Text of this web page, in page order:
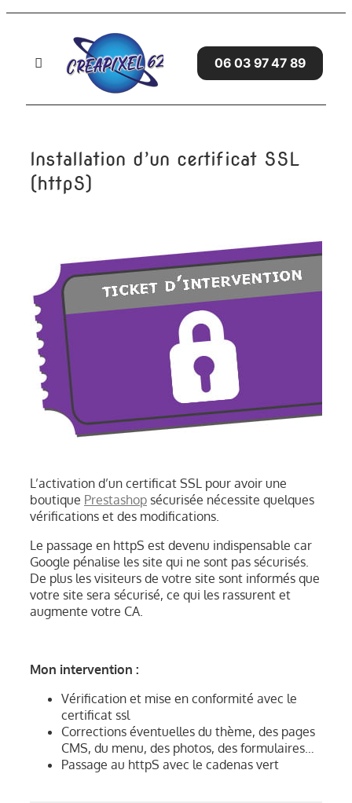
Passer
Toggle
Navigation
SITES WEB
GRAPHISME
AVIS CLIENTS
BLOG
CONTACT
06 03 97 47 89
Installation d’un certificat SSL
(httpS)
L’activation d’un certificat SSL pour avoir une
boutique Prestashop sécurisée nécessite quelques
vérifications et des modifications.
Le passage en httpS est devenu indispensable car
Google pénalise les site qui ne sont pas sécurisés.
De plus les visiteurs de votre site sont informés que
votre site sera sécurisé, ce qui les rassurent et
augmente votre CA.
Mon intervention :
Vérification et mise en conformité avec le
certificat ssl
Corrections éventuelles du thème, des pages
CMS, du menu, des photos, des formulaires…
Passage au httpS avec le cadenas vert